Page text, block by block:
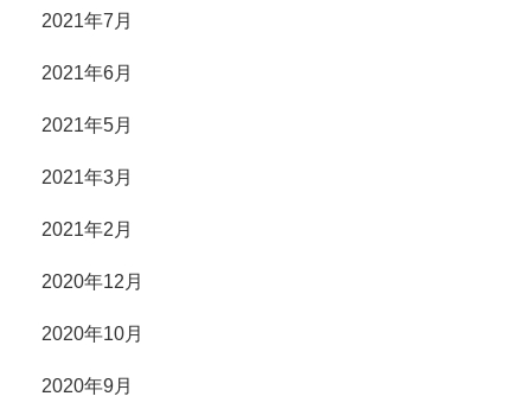
2021年7月
2021年6月
2021年5月
2021年3月
2021年2月
2020年12月
2020年10月
2020年9月